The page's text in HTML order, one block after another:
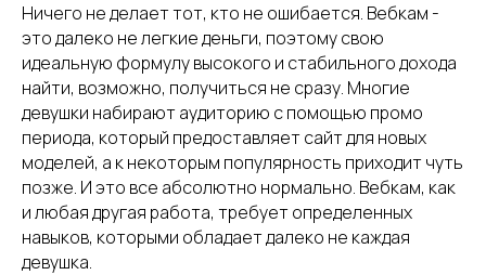
Ничего не делает тот, кто не ошибается. Вебкам -
это далеко не легкие деньги, поэтому свою
идеальную формулу высокого и стабильного дохода
найти, возможно, получиться не сразу. Многие
девушки набирают аудиторию с помощью промо
периода, который предоставляет сайт для новых
моделей, а к некоторым популярность приходит чуть
позже. И это все абсолютно нормально. Вебкам, как
и любая другая работа, требует определенных
навыков, которыми обладает далеко не каждая
девушка.